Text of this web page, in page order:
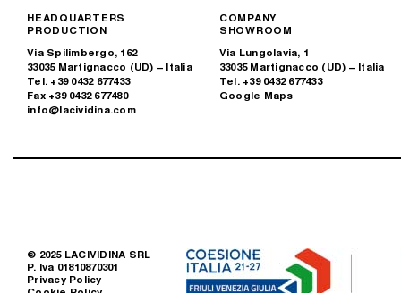
HEADQUARTERS
PRODUCTION
Via Spilimbergo, 162
33035 Martignacco (UD) – Italia
Tel. +39 0432 677433
Fax +39 0432 677480
info@lacividina.com
COMPANY
SHOWROOM
Via Lungolavia, 1
33035 Martignacco (UD) – Italia
Tel. +39 0432 677433
Google Maps
© 2025 LACIVIDINA SRL
P. Iva 01810870301
Privacy Policy